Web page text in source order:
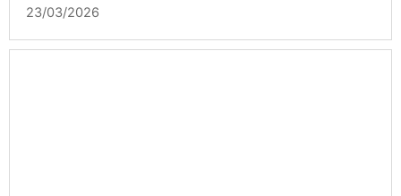
23/03/2026